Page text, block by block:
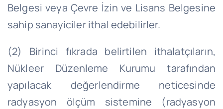
Belgesi veya Çevre İzin ve Lisans Belgesine
sahip sanayiciler ithal edebilirler.
(2) Birinci fıkrada belirtilen ithalatçıların,
Nükleer Düzenleme Kurumu tarafından
yapılacak değerlendirme neticesinde
radyasyon ölçüm sistemine (radyasyon